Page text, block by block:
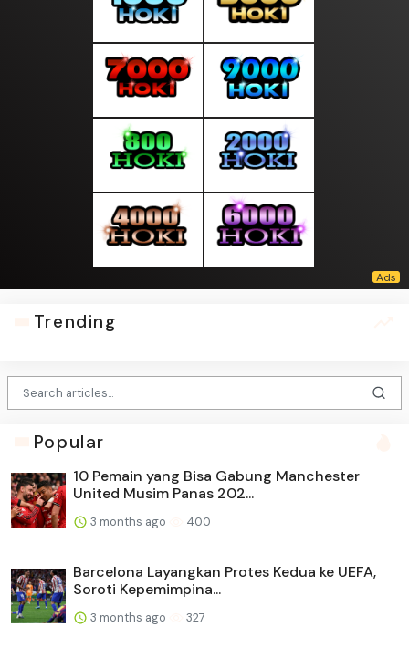
Trending
Popular
10 Pemain yang Bisa Gabung Manchester
United Musim Panas 202...
3 months ago 400
Barcelona Layangkan Protes Kedua ke UEFA,
Soroti Kepemimpina...
3 months ago 327